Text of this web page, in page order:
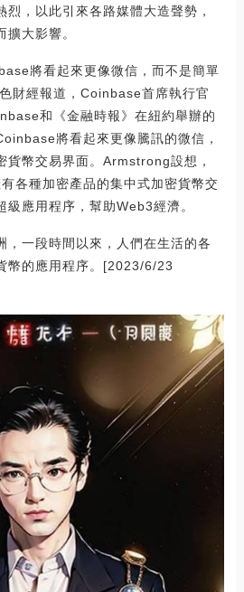
，以此引來各路媒體大造聲勢，
大影響。
將看起來更像微信，而不是簡單
財經報道，Coinbase首席執行官
和《金融時報》在紐約舉辦的
將看起來更像騰訊的微信，
貨幣交易界面。Armstrong設想，
各種加密產品的集中式加密貨幣交
應用程序，幫助Web3經濟。
一段時間以來，人們在生活的各
幣的應用程序。[2023/6/23